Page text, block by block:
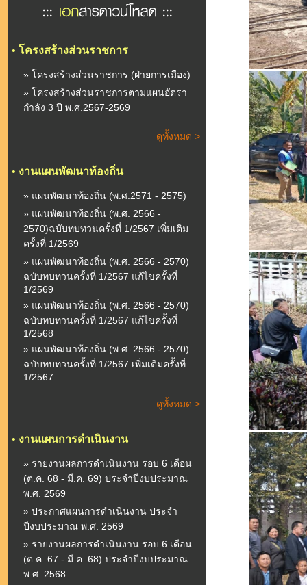
• โครงสร้างส่วนราชการ
» โครงสร้างส่วนราชการ (ฝ่ายการเมือง)
» โครงสร้างส่วนราชการตามแผนอัตรา
กำลัง 3 ปี พ.ศ.2567-2569
ดูทั้งหมด >
• งานแผนพัฒนาท้องถิ่น
» แผนพัฒนาท้องถิ่น (พ.ศ.2571 - 2575)
» แผนพัฒนาท้องถิ่น (พ.ศ. 2566 -
2570)ฉบับทบทวนครั้งที่ 1/2567 เพิ่มเติม
ครั้งที่ 1/2569
» แผนพัฒนาท้องถิ่น (พ.ศ. 2566 - 2570)
ฉบับทบทวนครั้งที่ 1/2567 แก้ไขครั้งที่
1/2569
» แผนพัฒนาท้องถิ่น (พ.ศ. 2566 - 2570)
ฉบับทบทวนครั้งที่ 1/2567 แก้ไขครั้งที่
1/2568
» แผนพัฒนาท้องถิ่น (พ.ศ. 2566 - 2570)
ฉบับทบทวนครั้งที่ 1/2567 เพิ่มเติมครั้งที่
1/2567
ดูทั้งหมด >
• งานแผนการดำเนินงาน
» รายงานผลการดำเนินงาน รอบ 6 เดือน
(ต.ค. 68 - มี.ค. 69) ประจำปีงบประมาณ
พ.ศ. 2569
» ประกาศแผนการดำเนินงาน ประจำ
ปีงบประมาณ พ.ศ. 2569
» รายงานผลการดำเนินงาน รอบ 6 เดือน
(ต.ค. 67 - มี.ค. 68) ประจำปีงบประมาณ
พ.ศ. 2568